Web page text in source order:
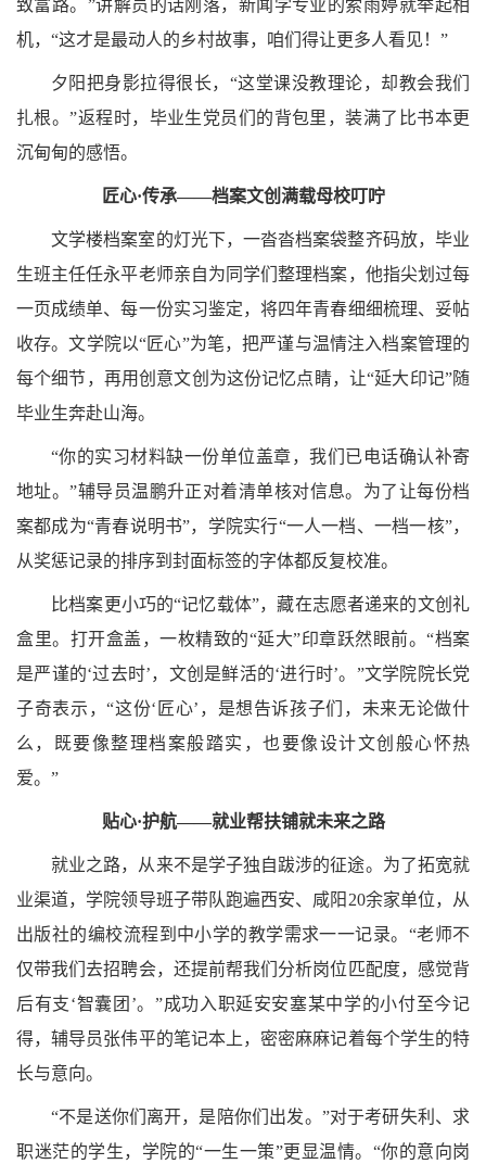
致富路。”讲解员的话刚落，新闻学专业的索雨婷就举起相
机，“这才是最动人的乡村故事，咱们得让更多人看见！”
夕阳把身影拉得很长，“这堂课没教理论，却教会我们
扎根。”返程时，毕业生党员们的背包里，装满了比书本更
沉甸甸的感悟。
匠心·传承——档案文创满载母校叮咛
文学楼档案室的灯光下，一沓沓档案袋整齐码放，毕业
生班主任任永平老师亲自为同学们整理档案，他指尖划过每
一页成绩单、每一份实习鉴定，将四年青春细细梳理、妥帖
收存。文学院以“匠心”为笔，把严谨与温情注入档案管理的
每个细节，再用创意文创为这份记忆点睛，让“延大印记”随
毕业生奔赴山海。
“你的实习材料缺一份单位盖章，我们已电话确认补寄
地址。”辅导员温鹏升正对着清单核对信息。为了让每份档
案都成为“青春说明书”，学院实行“一人一档、一档一核”，
从奖惩记录的排序到封面标签的字体都反复校准。
比档案更小巧的“记忆载体”，藏在志愿者递来的文创礼
盒里。打开盒盖，一枚精致的“延大”印章跃然眼前。“档案
是严谨的‘过去时’，文创是鲜活的‘进行时’。”文学院院长党
子奇表示，“这份‘匠心’，是想告诉孩子们，未来无论做什
么，既要像整理档案般踏实，也要像设计文创般心怀热
爱。”
贴心·护航——就业帮扶铺就未来之路
就业之路，从来不是学子独自跋涉的征途。为了拓宽就
业渠道，学院领导班子带队跑遍西安、咸阳20余家单位，从
出版社的编校流程到中小学的教学需求一一记录。“老师不
仅带我们去招聘会，还提前帮我们分析岗位匹配度，感觉背
后有支‘智囊团’。”成功入职延安安塞某中学的小付至今记
得，辅导员张伟平的笔记本上，密密麻麻记着每个学生的特
长与意向。
“不是送你们离开，是陪你们出发。”对于考研失利、求
职迷茫的学生，学院的“一生一策”更显温情。“你的意向岗